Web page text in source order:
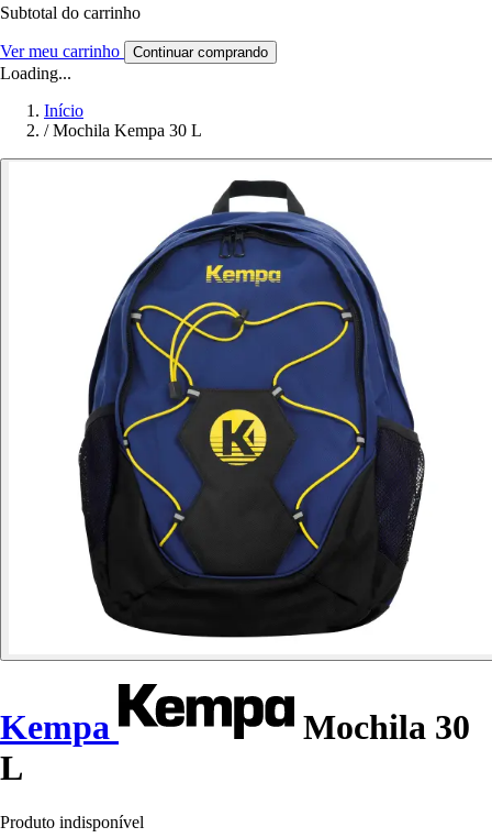
Subtotal do carrinho
Ver meu carrinho Continuar comprando
Loading...
Início
/ Mochila Kempa 30 L
Kempa
Mochila 30
L
Produto indisponível